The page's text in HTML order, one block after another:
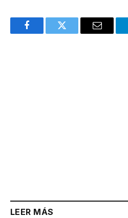
FacebookTwitter Email
LEER MÁS